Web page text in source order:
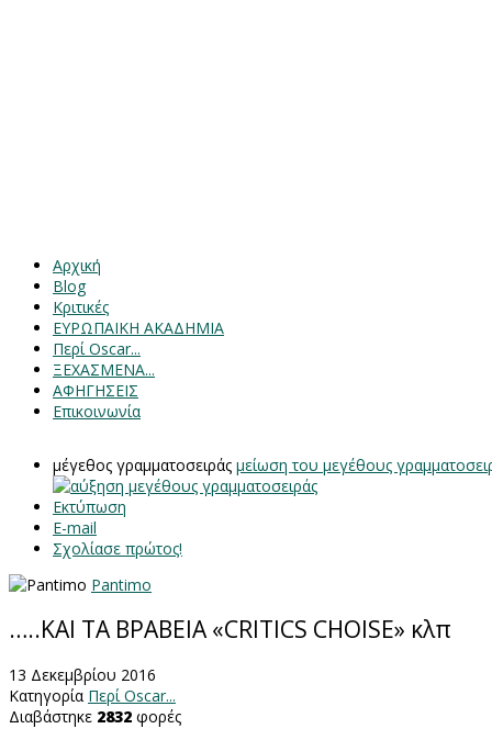
Αρχική
Blog
Κριτικές
ΕΥΡΩΠΑΙΚΗ ΑΚΑΔΗΜΙΑ
Περί Oscar...
ΞΕΧΑΣΜΕΝΑ...
ΑΦΗΓΗΣΕΙΣ
Επικοινωνία
μέγεθος γραμματοσειράς μείωση του μεγέθους
Εκτύπωση
E-mail
Σχολίασε πρώτος!
Pantimo
…..ΚΑΙ ΤΑ ΒΡΑΒΕΙΑ «CRITICS CHOISE» κλπ
13 Δεκεμβρίου 2016
Κατηγορία Περί Oscar...
Διαβάστηκε 2832 φορές